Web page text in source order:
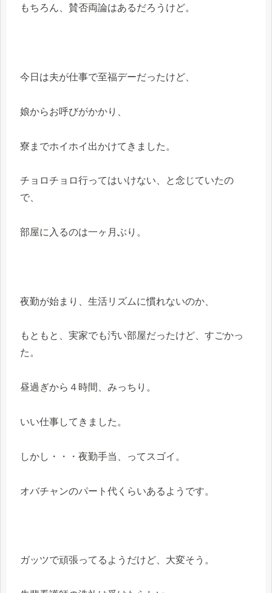
もちろん、賛否両論はあるだろうけど。
今日は夫が仕事で至福デーだったけど、
娘からお呼びがかかり、
寮までホイホイ出かけてきました。
チョロチョロ行ってはいけない、と念じていたの
で、
部屋に入るのは一ヶ月ぶり。
夜勤が始まり、生活リズムに慣れないのか、
もともと、実家でも汚い部屋だったけど、すごかっ
た。
昼過ぎから４時間、みっちり。
いい仕事してきました。
しかし・・・夜勤手当、ってスゴイ。
オバチャンのパート代くらいあるようです。
ガッツで頑張ってるようだけど、大変そう。